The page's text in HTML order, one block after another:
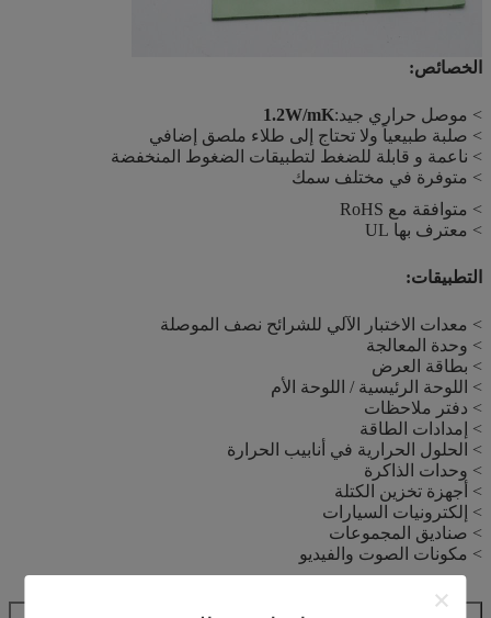
الخصائص:
> موصل حراري جيد:1.2W/mK
> صلبة طبيعياً ولا تحتاج إلى طلاء ملصق إضافي
> ناعمة و قابلة للضغط لتطبيقات الضغوط المنخفضة
> متوفرة في مختلف سمك
> متوافقة مع RoHS
> معترف بها UL
التطبيقات:
> معدات الاختبار الآلي للشرائح نصف الموصلة
> وحدة المعالجة
> بطاقة العرض
> اللوحة الرئيسية / اللوحة الأم
> دفتر ملاحظات
> إمدادات الطاقة
> الحلول الحرارية في أنابيب الحرارة
> وحدات الذاكرة
> أجهزة تخزين الكتلة
> إلكترونيات السيارات
> صناديق المجموعات
> مكونات الصوت والفيديو